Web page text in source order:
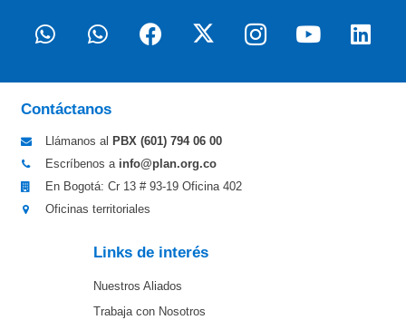
Contáctanos
Llámanos al PBX (601) 794 06 00
Escríbenos a info@plan.org.co
En Bogotá: Cr 13 # 93-19 Oficina 402
Oficinas territoriales
Links de interés
Nuestros Aliados
Trabaja con Nosotros